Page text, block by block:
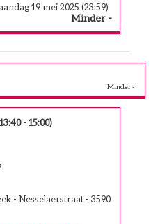
Minder
19 mei 2025 (23:59)
- 15:00)
- Nesselaerstraat - 3590